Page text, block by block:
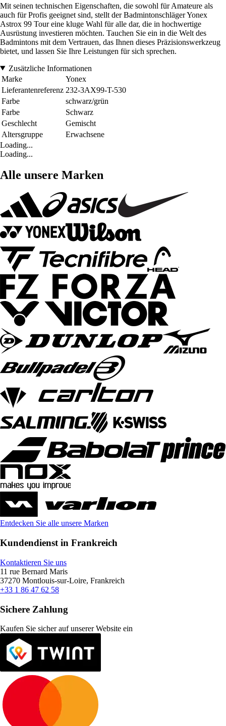
Mit seinen technischen Eigenschaften, die sowohl für Amateure als
auch für Profis geeignet sind, stellt der Badmintonschläger Yonex
Astrox 99 Tour eine kluge Wahl für alle dar, die in hochwertige
Ausrüstung investieren möchten. Tauchen Sie ein in die Welt des
Badmintons mit dem Vertrauen, das Ihnen dieses Präzisionswerkzeug
bietet, und lassen Sie Ihre Leistungen für sich sprechen.
Zusätzliche Informationen
Marke
Yonex
Lieferantenreferenz 232-3AX99-T-530
Farbe
schwarz/grün
Farbe
Schwarz
Geschlecht
Gemischt
Altersgruppe
Erwachsene
Loading...
Loading...
Alle unsere Marken
Entdecken Sie alle unsere Marken
Kundendienst in Frankreich
Kontaktieren Sie uns
11 rue Bernard Maris
37270 Montlouis-sur-Loire, Frankreich
+33 1 86 47 62 58
Sichere Zahlung
Kaufen Sie sicher auf unserer Website ein